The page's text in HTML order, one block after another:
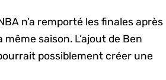
n’a remporté les finales après
saison. L’ajout de Ben
possiblement créer une